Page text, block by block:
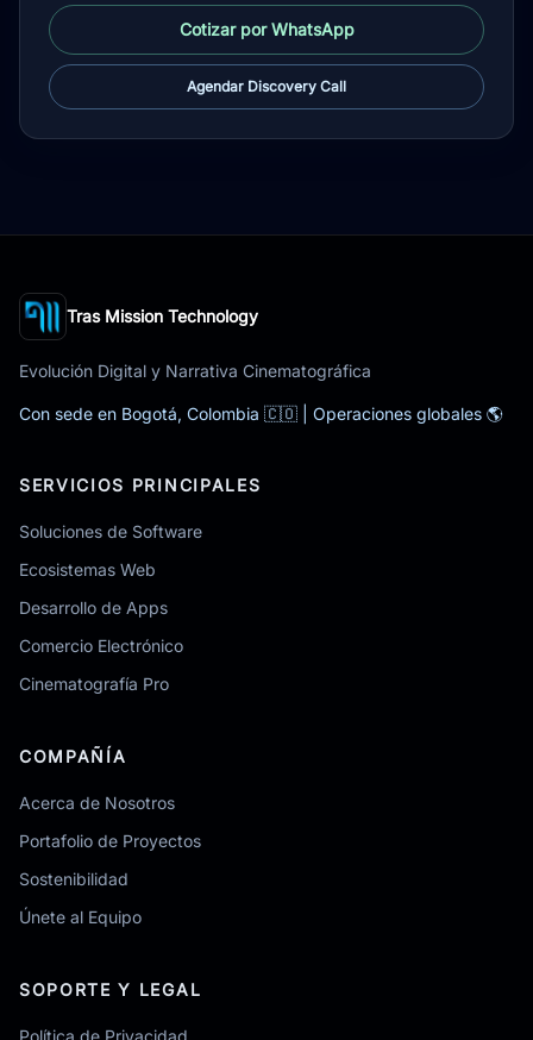
Cotizar por WhatsApp
Agendar Discovery Call
Tras Mission Technology
Evolución Digital y Narrativa Cinematográfica
Con sede en Bogotá, Colombia 🇨🇴 | Operaciones globales 🌎
SERVICIOS PRINCIPALES
Soluciones de Software
Ecosistemas Web
Desarrollo de Apps
Comercio Electrónico
Cinematografía Pro
COMPAÑÍA
Acerca de Nosotros
Portafolio de Proyectos
Sostenibilidad
Únete al Equipo
SOPORTE Y LEGAL
Política de Privacidad